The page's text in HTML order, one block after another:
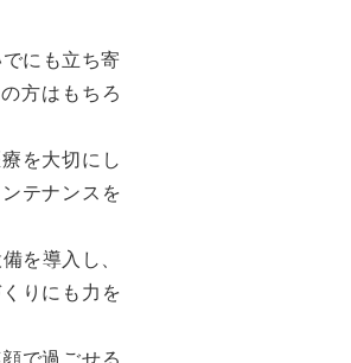
にも立ち寄
方はもちろ
を大切にし
テナンスを
を導入し、
りにも力を
で過ごせる